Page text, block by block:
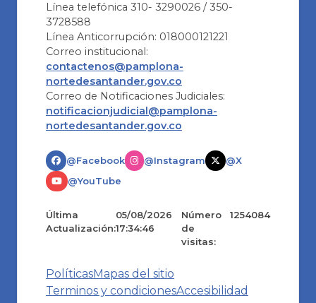
Línea telefónica 310- 3290026 / 350-
3728588
Línea Anticorrupción: 018000121221
Correo institucional:
contactenos@pamplona-
nortedesantander.gov.co
Correo de Notificaciones Judiciales:
notificacionjudicial@pamplona-
nortedesantander.gov.co
@Facebook @Instagram
@X
@YouTube
Última
Actualización:
05/08/2026
17:34:46
Número
de
visitas:
1254084
PolíticasMapas del sitio
Terminos y condicionesAccesibilidad